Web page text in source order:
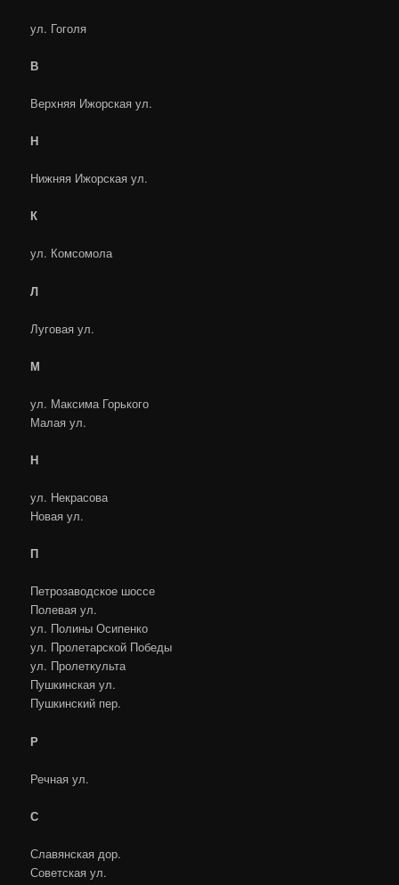
ул. Гоголя
В
Верхняя Ижорская ул.
Н
Нижняя Ижорская ул.
К
ул. Комсомола
Л
Луговая ул.
М
ул. Максима Горького
Малая ул.
Н
ул. Некрасова
Новая ул.
П
Петрозаводское шоссе
Полевая ул.
ул. Полины Осипенко
ул. Пролетарской Победы
ул. Пролеткульта
Пушкинская ул.
Пушкинский пер.
Р
Речная ул.
С
Славянская дор.
Советская ул.